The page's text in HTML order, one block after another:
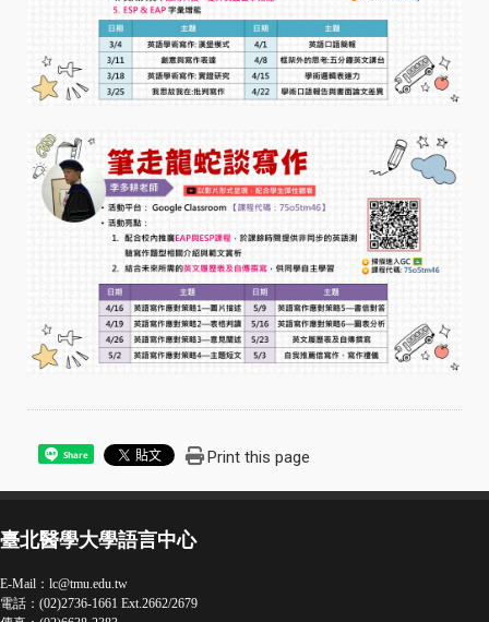
Share Print this page
臺北醫學大學語言中心
E-Mail： lc@tmu.edu.tw
電話：(02)2736-1661 Ext.2662/2679